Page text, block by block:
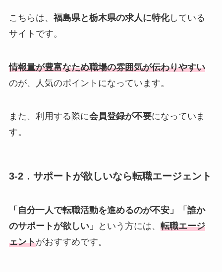
こちらは、 福島県と栃木県の求人に特化している
サイトです。
情報量が豊富なため職場の雰囲気が伝わりやすい
のが、人気のポイントになっています。
また、利用する際に会員登録が不要になっていま
す。
3-2．サポートが欲しいなら転職エージェント
「自分一人で転職活動を進めるのが不安」「誰か
のサポートが欲しい」
という方には、 転職エージ
ェントがおすすめです。